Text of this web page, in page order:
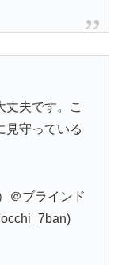
丈夫です。こ
見守っている
＠ブラインド